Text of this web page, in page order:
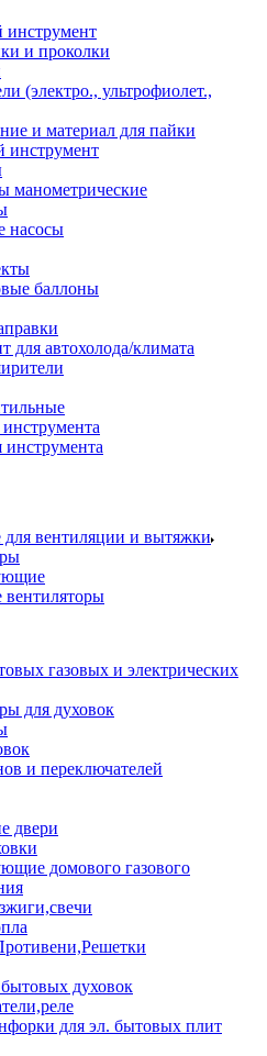
инструмент
и проколки
(электро., ультрофиолет.,
и материал для пайки
инструмент
манометрические
насосы
баллоны
для автохолода/климата
вентиляции и вытяжки
газовых и электрических
для духовок
и переключателей
двери
домового газового
духовок
для эл. бытовых плит